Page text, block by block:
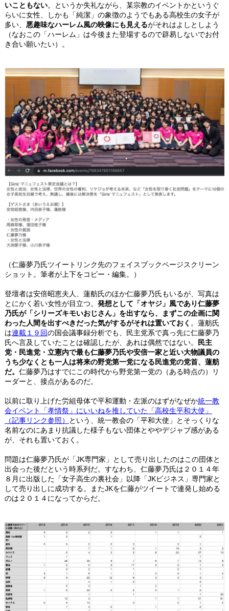
いこともない。というか失礼ながら、某宗教のイベントかというぐ
らいに女性、しかも「純潔」の象徴のようでもある高校生の女子が
多い、 悪趣味なハーレム風の映像にも見えるがそれはよしとしよう
（なおこの「ハーレム」は今後また登場するので辟易しないでお付
き合い願いたい）。
（仁藤夢乃氏ツイートリンク先のフェイスブックページスクリーン
ショット。筆者が上下をコピー・編集。）
登壇者は安倍昭恵夫人、蓮舫氏のほか仁藤夢乃氏もいるが、写真は
とにかく若い女性が目立つ。 発想として「オヤジ」風であり仁藤夢
乃氏が「シリーズキモいおじさん」を出すなら、まずこの企画に関
わった人間を出すべきだった気がするがそれは置いておく 。蓮舫氏
は連載１９回の国会議事録分析でも、民主党系で真っ先に仁藤夢乃
氏へ言及していたことは確認したが、あれは偶然ではない。
民主
党・民進党・立憲内で最も仁藤夢乃氏や安倍一家と近い大物議員の
うち少なくとも一人は将来の野党第一党になる民進党の党首、蓮舫
だ。 仁藤夢乃はすでにこの時代から野党第一党の（ある時点の）リ
ーダーと、接点があるのだ。
以前に取り上げた労組母体で平和運動・左派のはずがなぜか統一教
会イベント「孝情祭」にいいねを推していた「高校生平和大使」
（記事リンク参照）
という、統一教会の「平和大使」とそっくりな
名前なのにあまり抗議した様子もない団体とややデジャブ感がある
が、それも置いておく。
問題は仁藤夢乃氏が「JK専門家」として売り出したのはこの団体と
出会った後だという時系列だ。すなわち、仁藤夢乃氏は２０１４年
８月に出版した「女子高生の裏社会」以降「JKビジネス」専門家と
して売り出しに成功する。またJKを仁藤がツイートで連発し始める
のは２０１４になってからだ。